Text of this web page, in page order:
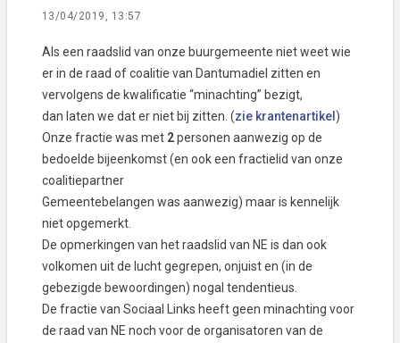
13/04/2019, 13:57
Als een raadslid van onze buurgemeente niet weet wie
er in de raad of coalitie van Dantumadiel zitten en
vervolgens de kwalificatie “minachting” bezigt,
dan laten we dat er niet bij zitten. (zie krantenartikel)
Onze fractie was met 2personen aanwezig op de
bedoelde bijeenkomst (en ook een fractielid van onze
coalitiepartner
Gemeentebelangen was aanwezig) maar is kennelijk
niet opgemerkt.
De opmerkingen van het raadslid van NE is dan ook
volkomen uit de lucht gegrepen, onjuist en (in de
gebezigde bewoordingen) nogal tendentieus.
De fractie van Sociaal Links heeft geen minachting voor
de raad van NE noch voor de organisatoren van de